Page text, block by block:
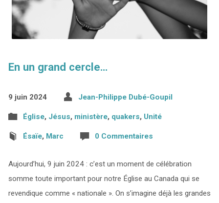
En un grand cercle…
9 juin 2024 Jean-Philippe Dubé-Goupil
Église, Jésus, ministère, quakers, Unité
Ésaïe, Marc 0 Commentaires
Aujourd’hui, 9 juin 2024 : c’est un moment de célébration
somme toute important pour notre Église au Canada qui se
revendique comme « nationale ». On s’imagine déjà les grandes